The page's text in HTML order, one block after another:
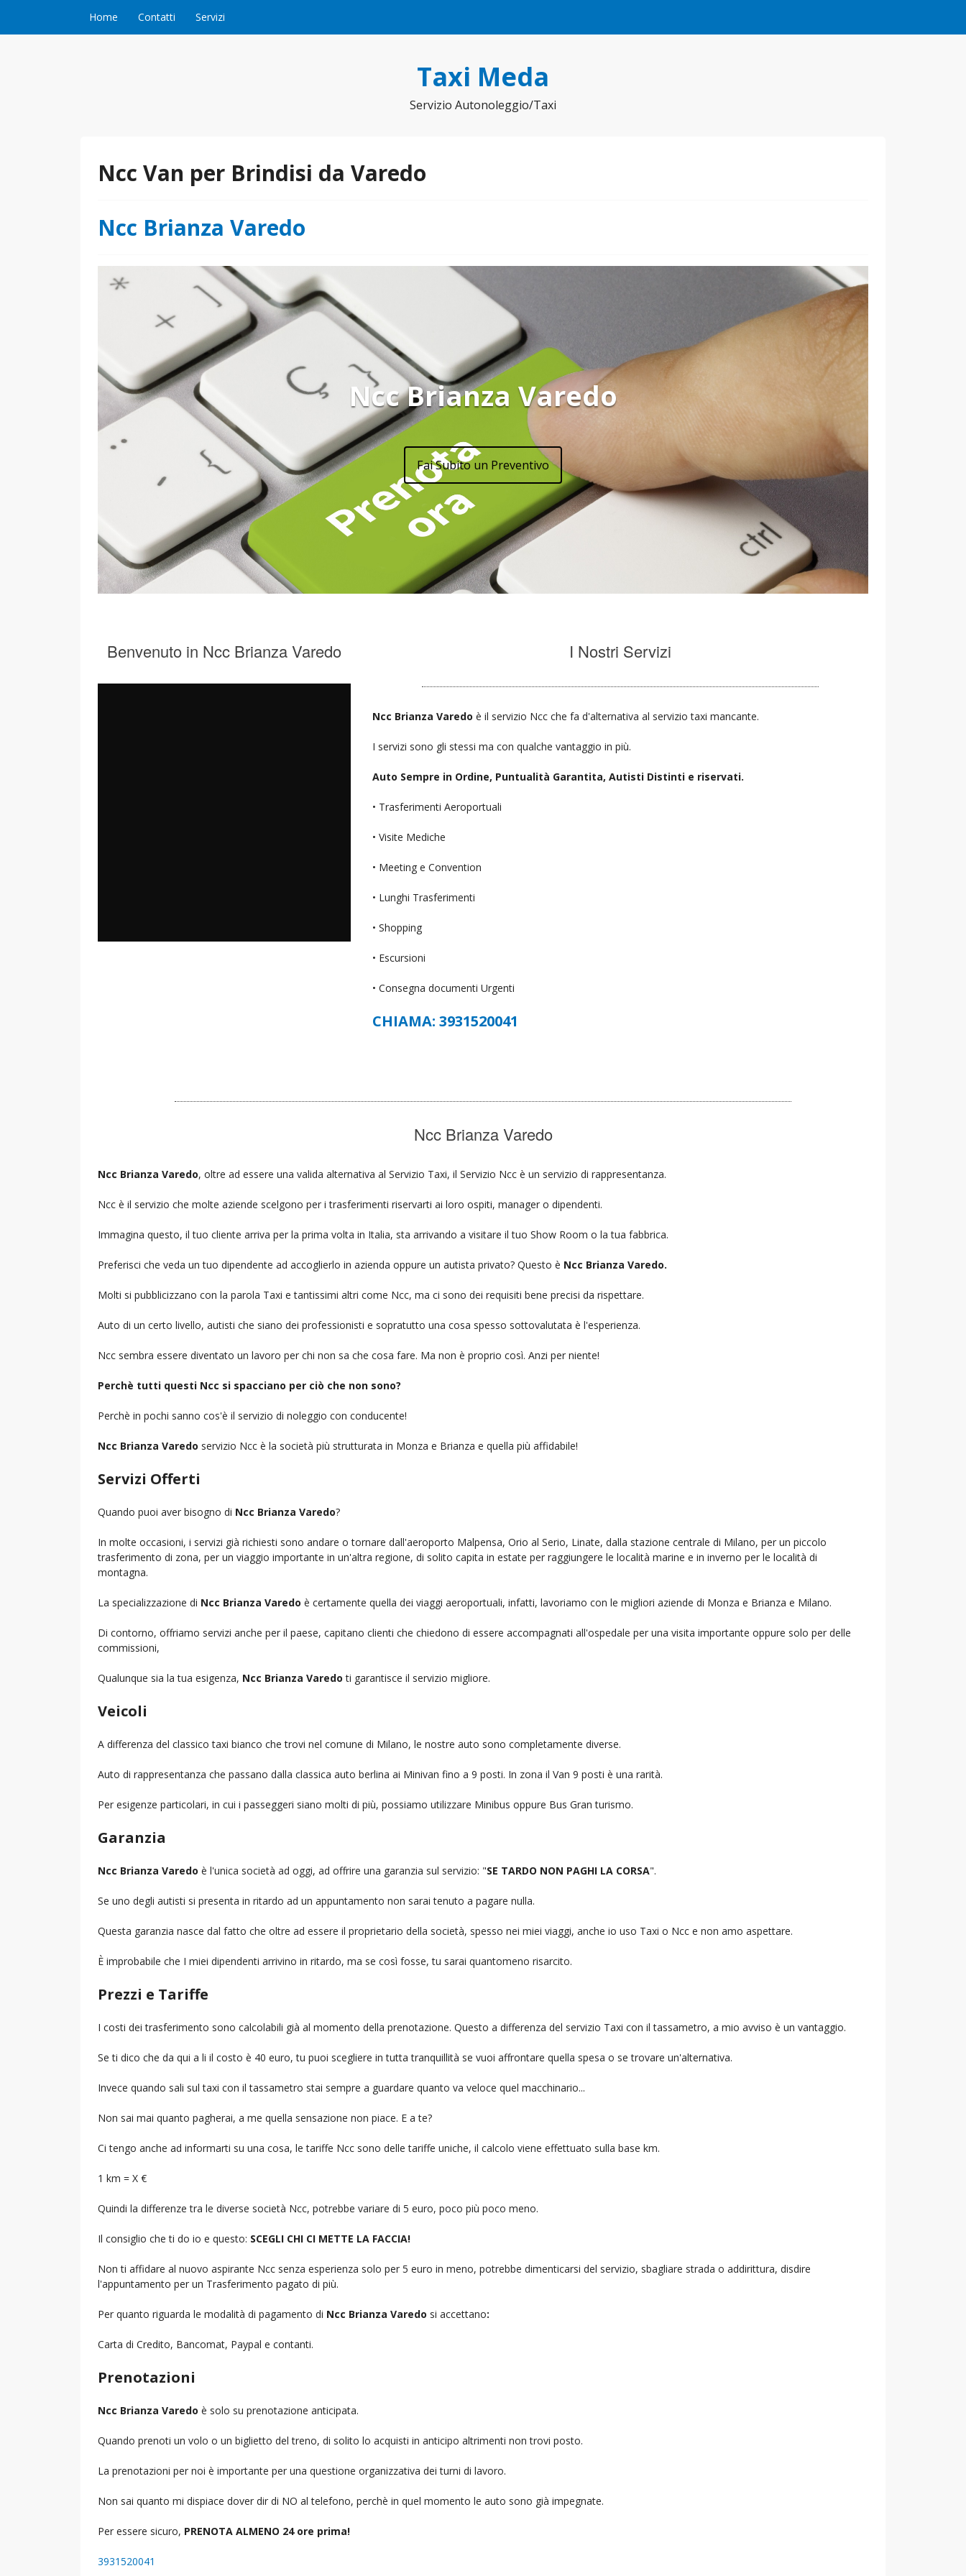
Home Contatti Servizi
Taxi Meda
Servizio Autonoleggio/Taxi
Ncc Van per Brindisi da Varedo
Ncc Brianza Varedo
Ncc Brianza Varedo
Fai Subito un Preventivo
Benvenuto in Ncc Brianza Varedo I Nostri Servizi
Ncc Brianza Varedoè il servizio Ncc che fa d'alternativa al servizio taxi mancante.
I servizi sono gli stessi ma con qualche vantaggio in più.
Auto Sempre in Ordine, Puntualità Garantita, Autisti Distinti e riservati.
• Trasferimenti Aeroportuali
• Visite Mediche
• Meeting e Convention
• Lunghi Trasferimenti
• Shopping
• Escursioni
• Consegna documenti Urgenti
CHIAMA: 3931520041
Ncc Brianza Varedo
Ncc Brianza Varedo, oltre ad essere una valida alternativa al Servizio Taxi, il Servizio Ncc è un servizio di rappresentanza.
Ncc è il servizio che molte aziende scelgono per i trasferimenti riservarti ai loro ospiti, manager o dipendenti.
Immagina questo, il tuo cliente arriva per la prima volta in Italia, sta arrivando a visitare il tuo Show Room o la tua fabbrica.
Preferisci che veda un tuo dipendente ad accoglierlo in azienda oppure un autista privato? Questo è Ncc Brianza Varedo.
Molti si pubblicizzano con la parola Taxi e tantissimi altri come Ncc, ma ci sono dei requisiti bene precisi da rispettare.
Auto di un certo livello, autisti che siano dei professionisti e sopratutto una cosa spesso sottovalutata è l'esperienza.
Ncc sembra essere diventato un lavoro per chi non sa che cosa fare. Ma non è proprio così. Anzi per niente!
Perchè tutti questi Ncc si spacciano per ciò che non sono?
Perchè in pochi sanno cos'è il servizio di noleggio con conducente!
Ncc Brianza Varedo servizio Ncc è la società più strutturata in Monza e Brianza e quella più affidabile!
Servizi Offerti
Quando puoi aver bisogno di Ncc Brianza Varedo?
In molte occasioni, i servizi già richiesti sono andare o tornare dall'aeroporto Malpensa, Orio al Serio, Linate, dalla stazione centrale di Milano, per un piccolo
trasferimento di zona, per un viaggio importante in un'altra regione, di solito capita in estate per raggiungere le località marine e in inverno per le località di
montagna.
La specializzazione di Ncc Brianza Varedo è certamente quella dei viaggi aeroportuali, infatti, lavoriamo con le migliori aziende di Monza e Brianza e Milano.
Di contorno, offriamo servizi anche per il paese, capitano clienti che chiedono di essere accompagnati all'ospedale per una visita importante oppure solo per delle
commissioni,
Qualunque sia la tua esigenza, Ncc Brianza Varedo ti garantisce il servizio migliore.
Veicoli
A differenza del classico taxi bianco che trovi nel comune di Milano, le nostre auto sono completamente diverse.
Auto di rappresentanza che passano dalla classica auto berlina ai Minivan fino a 9 posti. In zona il Van 9 posti è una rarità.
Per esigenze particolari, in cui i passeggeri siano molti di più, possiamo utilizzare Minibus oppure Bus Gran turismo.
Garanzia
Ncc Brianza Varedo è l'unica società ad oggi, ad offrire una garanzia sul servizio: "SE TARDO NON PAGHI LA CORSA".
Se uno degli autisti si presenta in ritardo ad un appuntamento non sarai tenuto a pagare nulla.
Questa garanzia nasce dal fatto che oltre ad essere il proprietario della società, spesso nei miei viaggi, anche io uso Taxi o Ncc e non amo aspettare.
È improbabile che I miei dipendenti arrivino in ritardo, ma se così fosse, tu sarai quantomeno risarcito.
Prezzi e Tariffe
I costi dei trasferimento sono calcolabili già al momento della prenotazione. Questo a differenza del servizio Taxi con il tassametro, a mio avviso è un vantaggio.
Se ti dico che da qui a li il costo è 40 euro, tu puoi scegliere in tutta tranquillità se vuoi affrontare quella spesa o se trovare un'alternativa.
Invece quando sali sul taxi con il tassametro stai sempre a guardare quanto va veloce quel macchinario...
Non sai mai quanto pagherai, a me quella sensazione non piace. E a te?
Ci tengo anche ad informarti su una cosa, le tariffe Ncc sono delle tariffe uniche, il calcolo viene effettuato sulla base km.
1 km = X €
Quindi la differenze tra le diverse società Ncc, potrebbe variare di 5 euro, poco più poco meno.
Il consiglio che ti do io e questo: SCEGLI CHI CI METTE LA FACCIA!
Non ti affidare al nuovo aspirante Ncc senza esperienza solo per 5 euro in meno, potrebbe dimenticarsi del servizio, sbagliare strada o addirittura, disdire
l'appuntamento per un Trasferimento pagato di più.
Per quanto riguarda le modalità di pagamento di Ncc Brianza Varedo si accettano:
Carta di Credito, Bancomat, Paypal e contanti.
Prenotazioni
Ncc Brianza Varedo è solo su prenotazione anticipata.
Quando prenoti un volo o un biglietto del treno, di solito lo acquisti in anticipo altrimenti non trovi posto.
La prenotazioni per noi è importante per una questione organizzativa dei turni di lavoro.
Non sai quanto mi dispiace dover dir di NO al telefono, perchè in quel momento le auto sono già impegnate.
Per essere sicuro, PRENOTA ALMENO 24 ore prima!
3931520041